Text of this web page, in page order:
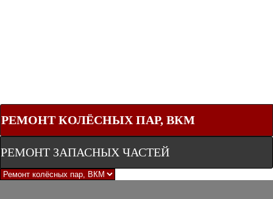
РЕМОНТ КОЛЁСНЫХ ПАР, ВКМ
РЕМОНТ ЗАПАСНЫХ ЧАСТЕЙ